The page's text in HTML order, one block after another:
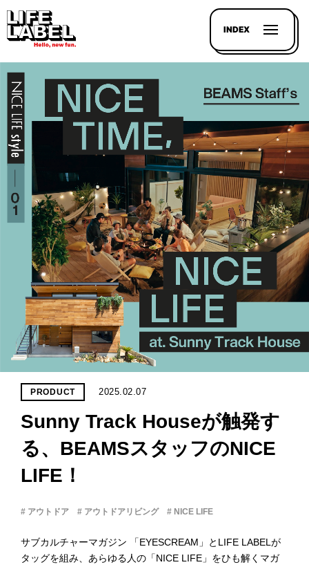
INDEX
記事を
探す
LL
HOUSE
LINE-
UP
WHAT’S
LIFE
LABEL
ライフレー
ついて
会社概
要
PRODUCT 2025.02.07
Sunny Track Houseが触発す
る、BEAMSスタッフのNICE
LIFE！
# アウトドア # アウトドアリビング # NICE LIFE
サブカルチャーマガジン 「EYESCREAM」とLIFE LABELが
タッグを組み、あらゆる人の「NICE LIFE」をひも解くマガ